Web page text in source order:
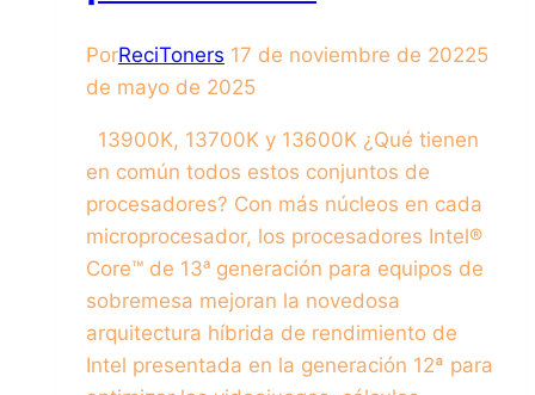
PorReciToners 17 de noviembre de 20225
de mayo de 2025
13900K, 13700K y 13600K ¿Qué tienen
en común todos estos conjuntos de
procesadores? Con más núcleos en cada
microprocesador, los procesadores Intel®
Core™ de 13ᵃ generación para equipos de
sobremesa mejoran la novedosa
arquitectura híbrida de rendimiento de
Intel presentada en la generación 12ª para